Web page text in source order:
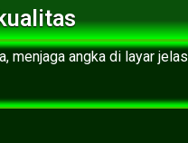
menjaga angka di layar jelas